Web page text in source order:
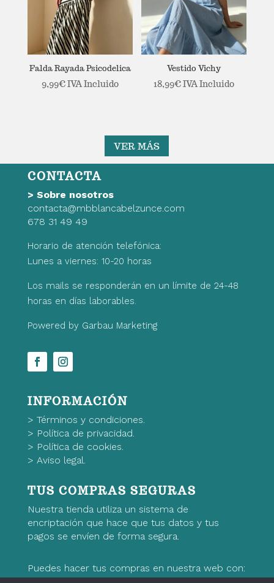
Falda Rayada Psicodelica
9,99€IVA Incluido
Vestido Vichy
18,99€IVA Incluido
VER MÁS
CONTACTA
> Sobre nosotros
contacta@mbblancabelzunce.com
678 31 49 49
Horario de atención telefónica:
Lunes a viernes: 10-20 horas
Los mails se responderán en un límite de 24-48
horas en días laborables.
Powered by Garbau Marketing
INFORMACIÓN
> Términos y condiciones.
> Política de privacidad.
> Política de cookies.
> Aviso legal.
TUS COMPRAS SEGURAS
Nuestra tienda utiliza un sistema de
encriptación que hace que tus datos y tus
pagos se envíen de forma segura.
Puedes hacer tus compras en nuestra web con: